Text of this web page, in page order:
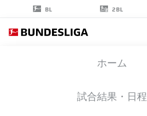
BL 2BL
ホーム
試合結果・日程